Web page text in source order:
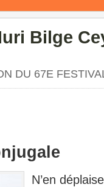
Bilge
DU 67E
N’en